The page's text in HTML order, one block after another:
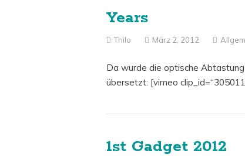
Years
Thilo März 2, 2012
Da wurde die optische
übersetzt: [vimeo
1st Gadget 2012